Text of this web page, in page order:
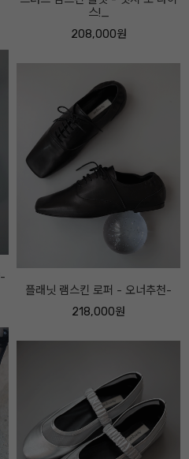
뮤 블랙 레더 앵클 -굽7센티-
328,000원
투버클 레더 미드하이 부츠 - 오너
추천-